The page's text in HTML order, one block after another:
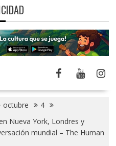
octubre
4
Nueva York, Londres y
mundial – The Human